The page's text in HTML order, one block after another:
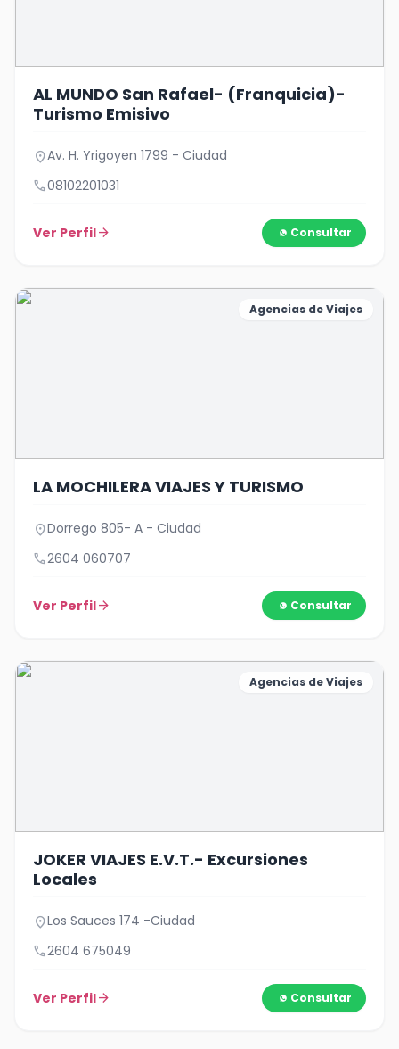
AL MUNDO San Rafael- (Franquicia)-
Turismo Emisivo
location_onAv. H. Yrigoyen 1799 - Ciudad
call08102201031
Ver Perfilarrow_forward Consultar
Agencias de Viajes
LA MOCHILERA VIAJES Y TURISMO
location_onDorrego 805- A - Ciudad
call2604 060707
Ver Perfilarrow_forward Consultar
Agencias de Viajes
JOKER VIAJES E.V.T.- Excursiones
Locales
location_onLos Sauces 174 -Ciudad
call2604 675049
Ver Perfilarrow_forward Consultar